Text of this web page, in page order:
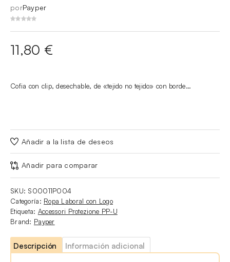
porPayper
11,80 €
Cofia con clip, desechable, de «tejido no tejido» con borde…
Añadir a la lista de deseos
Añadir para comparar
SKU: S00011P004
Categoría: Ropa Laboral con Logo
Etiqueta: Accessori Protezione PP-U
Brand: Payper
Descripción Información adicional